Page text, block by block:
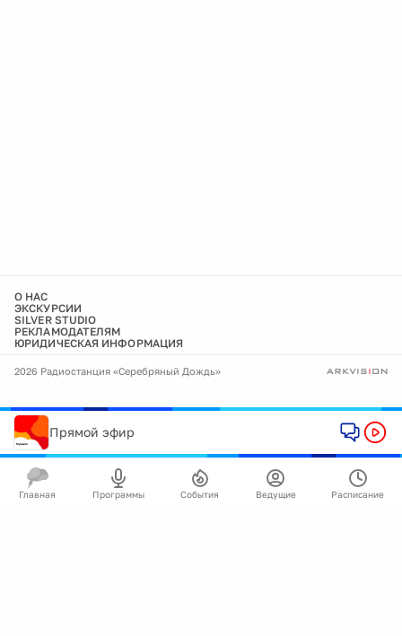
О НАС
ЭКСКУРСИИ
SILVER STUDIO
РЕКЛАМОДАТЕЛЯМ
ЮРИДИЧЕСКАЯ ИНФОРМАЦИЯ
2026 Радиостанция «Серебряный Дождь»
Прямой эфир
Главная Программы События Ведущие Расписание